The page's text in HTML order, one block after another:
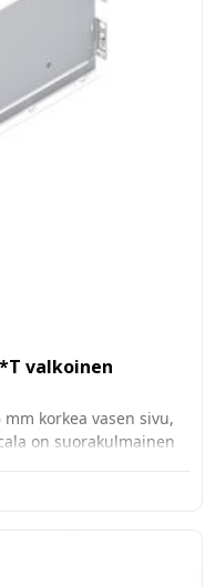
*T valkoinen
mm korkea vasen sivu,
on suorakulmainen
20kpl/ltk.